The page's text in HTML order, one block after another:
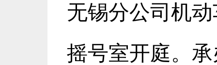
无锡分公司机
摇号室开庭。